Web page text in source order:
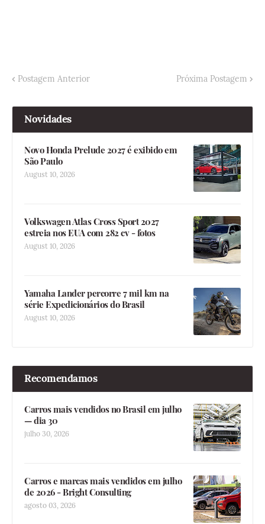
Postagem Anterior Próxima Postagem
Novidades
Novo Honda Prelude 2027 é exibido em
São Paulo
August 10, 2026
Volkswagen Atlas Cross Sport 2027
estreia nos EUA com 282 cv - fotos
August 10, 2026
Yamaha Lander percorre 7 mil km na
série Expedicionários do Brasil
August 10, 2026
Recomendamos
Carros mais vendidos no Brasil em julho
— dia 30
julho 30, 2026
Carros e marcas mais vendidos em julho
de 2026 - Bright Consulting
agosto 03, 2026